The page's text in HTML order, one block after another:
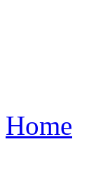
Home